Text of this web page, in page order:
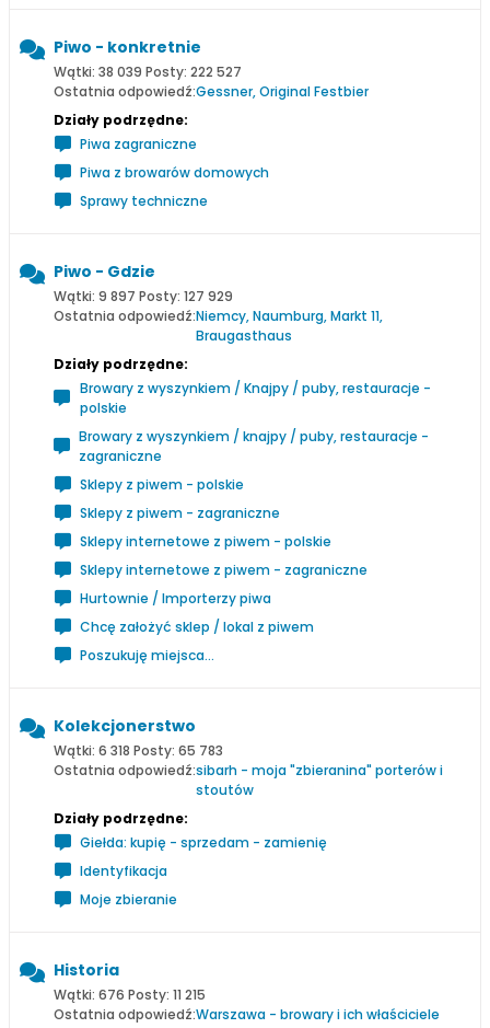
Piwo - konkretnie
Wątki: 38 039 Posty: 222 527
Ostatnia odpowiedź:Gessner, Original Festbier
Działy podrzędne:
Piwa zagraniczne
Piwa z browarów domowych
Sprawy techniczne
Piwo - Gdzie
Wątki: 9 897 Posty: 127 929
Ostatnia odpowiedź:Niemcy, Naumburg, Markt 11,
Braugasthaus
Działy podrzędne:
Browary z wyszynkiem / Knajpy / puby, restauracje -
polskie
Browary z wyszynkiem / knajpy / puby, restauracje -
zagraniczne
Sklepy z piwem - polskie
Sklepy z piwem - zagraniczne
Sklepy internetowe z piwem - polskie
Sklepy internetowe z piwem - zagraniczne
Hurtownie / Importerzy piwa
Chcę założyć sklep / lokal z piwem
Poszukuję miejsca...
Kolekcjonerstwo
Wątki: 6 318 Posty: 65 783
Ostatnia odpowiedź:sibarh - moja "zbieranina" porterów i
stoutów
Działy podrzędne:
Giełda: kupię - sprzedam - zamienię
Identyfikacja
Moje zbieranie
Historia
Wątki: 676 Posty: 11 215
Ostatnia odpowiedź:Warszawa - browary i ich właściciele